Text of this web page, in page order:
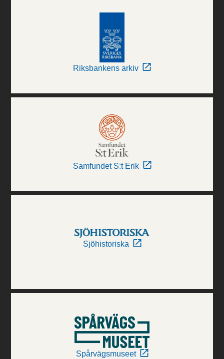
Riksbankens arkiv
Samfundet S:t Erik
Sjöhistoriska
Spårvägsmuseet